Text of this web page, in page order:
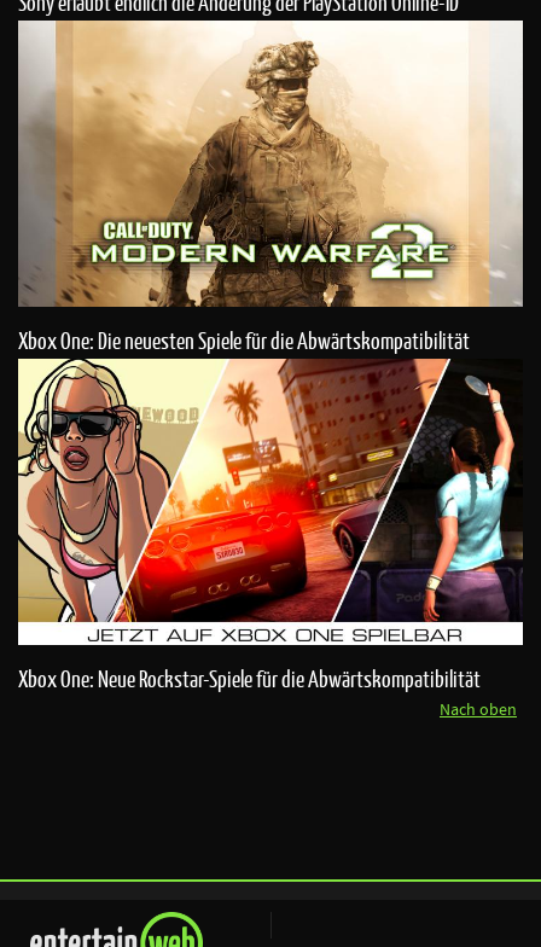
Xbox One: Die neuesten Spiele für die Abwärtskompatibilität
Xbox One: Neue Rockstar-Spiele für die Abwärtskompatibilität
Nach oben